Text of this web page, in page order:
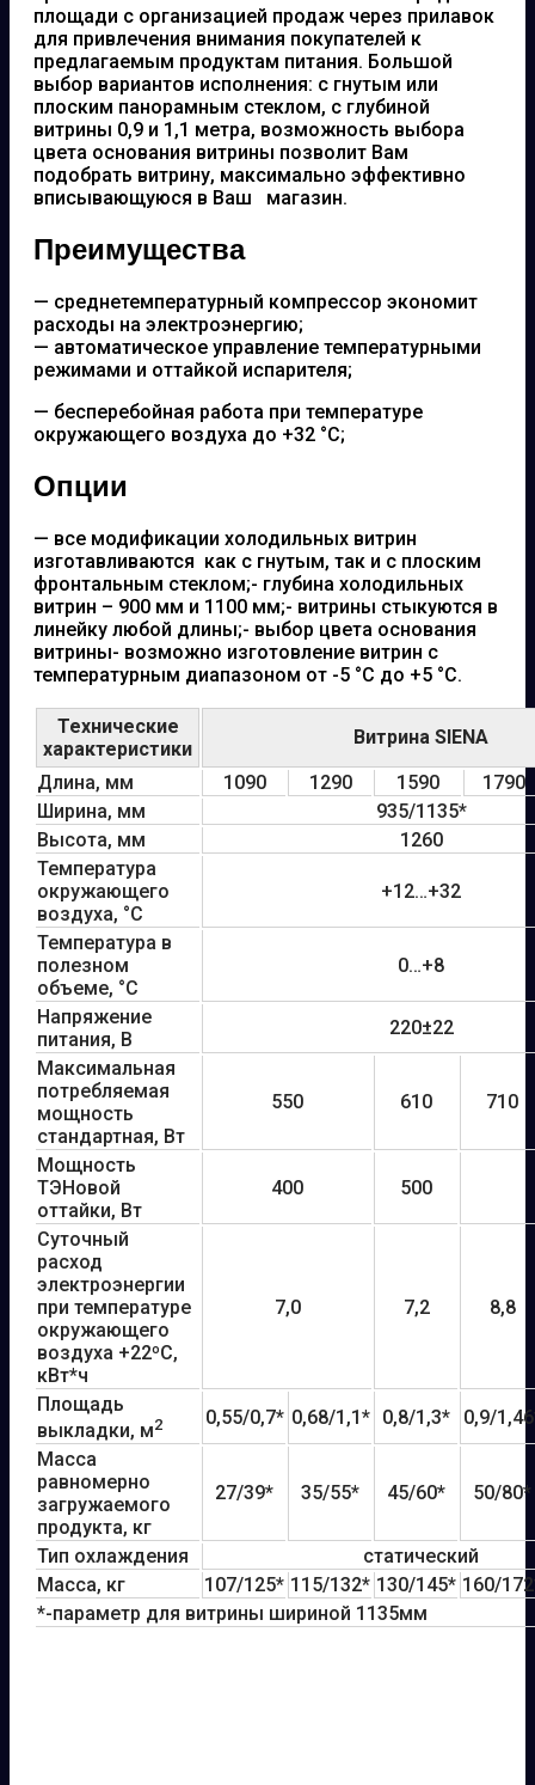
площади с организацией продаж через прилавок
для привлечения внимания покупателей к
предлагаемым продуктам питания. Большой
выбор вариантов исполнения: с гнутым или
плоским панорамным стеклом, с глубиной
витрины 0,9 и 1,1 метра, возможность выбора
цвета основания витрины позволит Вам
подобрать витрину, максимально эффективно
вписывающуюся в Ваш магазин.
Преимущества
— среднетемпературный компрессор экономит
расходы на электроэнергию;
— автоматическое управление температурными
режимами и оттайкой испарителя;
— бесперебойная работа при температуре
окружающего воздуха до +32 °С;
Опции
— все модификации холодильных витрин
изготавливаются как с гнутым, так и с плоским
фронтальным стеклом;- глубина холодильных
витрин – 900 мм и 1100 мм;- витрины стыкуются в
линейку любой длины;- выбор цвета основания
витрины- возможно изготовление витрин с
температурным диапазоном от -5 °С до +5 °С.
Технические
характеристики
Витрина SIENA
Длина, мм
1090 1290 1590
1790
Ширина, мм
935/1135*
Высота, мм
1260
Температура
окружающего
воздуха, °С
+12…+32
Температура в
полезном
объеме, °С
0…+8
Напряжение
питания, В
220±22
Максимальная
потребляемая
мощность
стандартная, Вт
550 610 710
Мощность
ТЭНовой
оттайки, Вт
400 500
Суточный
расход
электроэнергии
при температуре
окружающего
воздуха +22ºС,
кВт*ч
7,0 7,2 8,8
Площадь
выкладки, м2 0,55/0,7* 0,68/1,1* 0,8/1,3*
0,9/
Масса
равномерно
загружаемого
продукта, кг
27/39* 35/55* 45/60* 50/80*
Тип охлаждения
статический
Масса, кг
107/125* 115/132* 130/145* 160/
*-параметр для витрины шириной 1135мм